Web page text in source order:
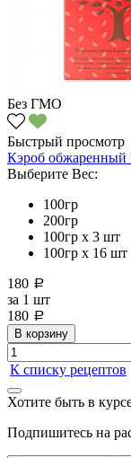
Без ГМО
Быстрый просмотр
Кэроб обжаренный
Выберите Вес:
100гр
200гр
100гр х 3 шт
100гр х 16 шт
180 a
за 1 шт
180 a
В корзину
К списку рецептов
Хотите быть в
Подпишитесь на